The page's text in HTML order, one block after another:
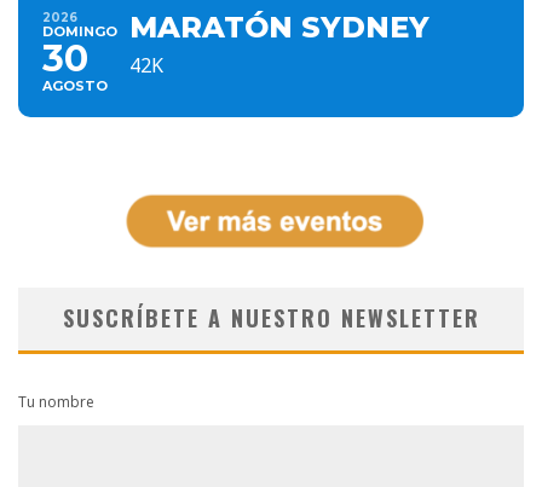
2026
DOMINGO
30
AGOSTO
MARATÓN SYDNEY
42K
SUSCRÍBETE A NUESTRO NEWSLETTER
Tu nombre